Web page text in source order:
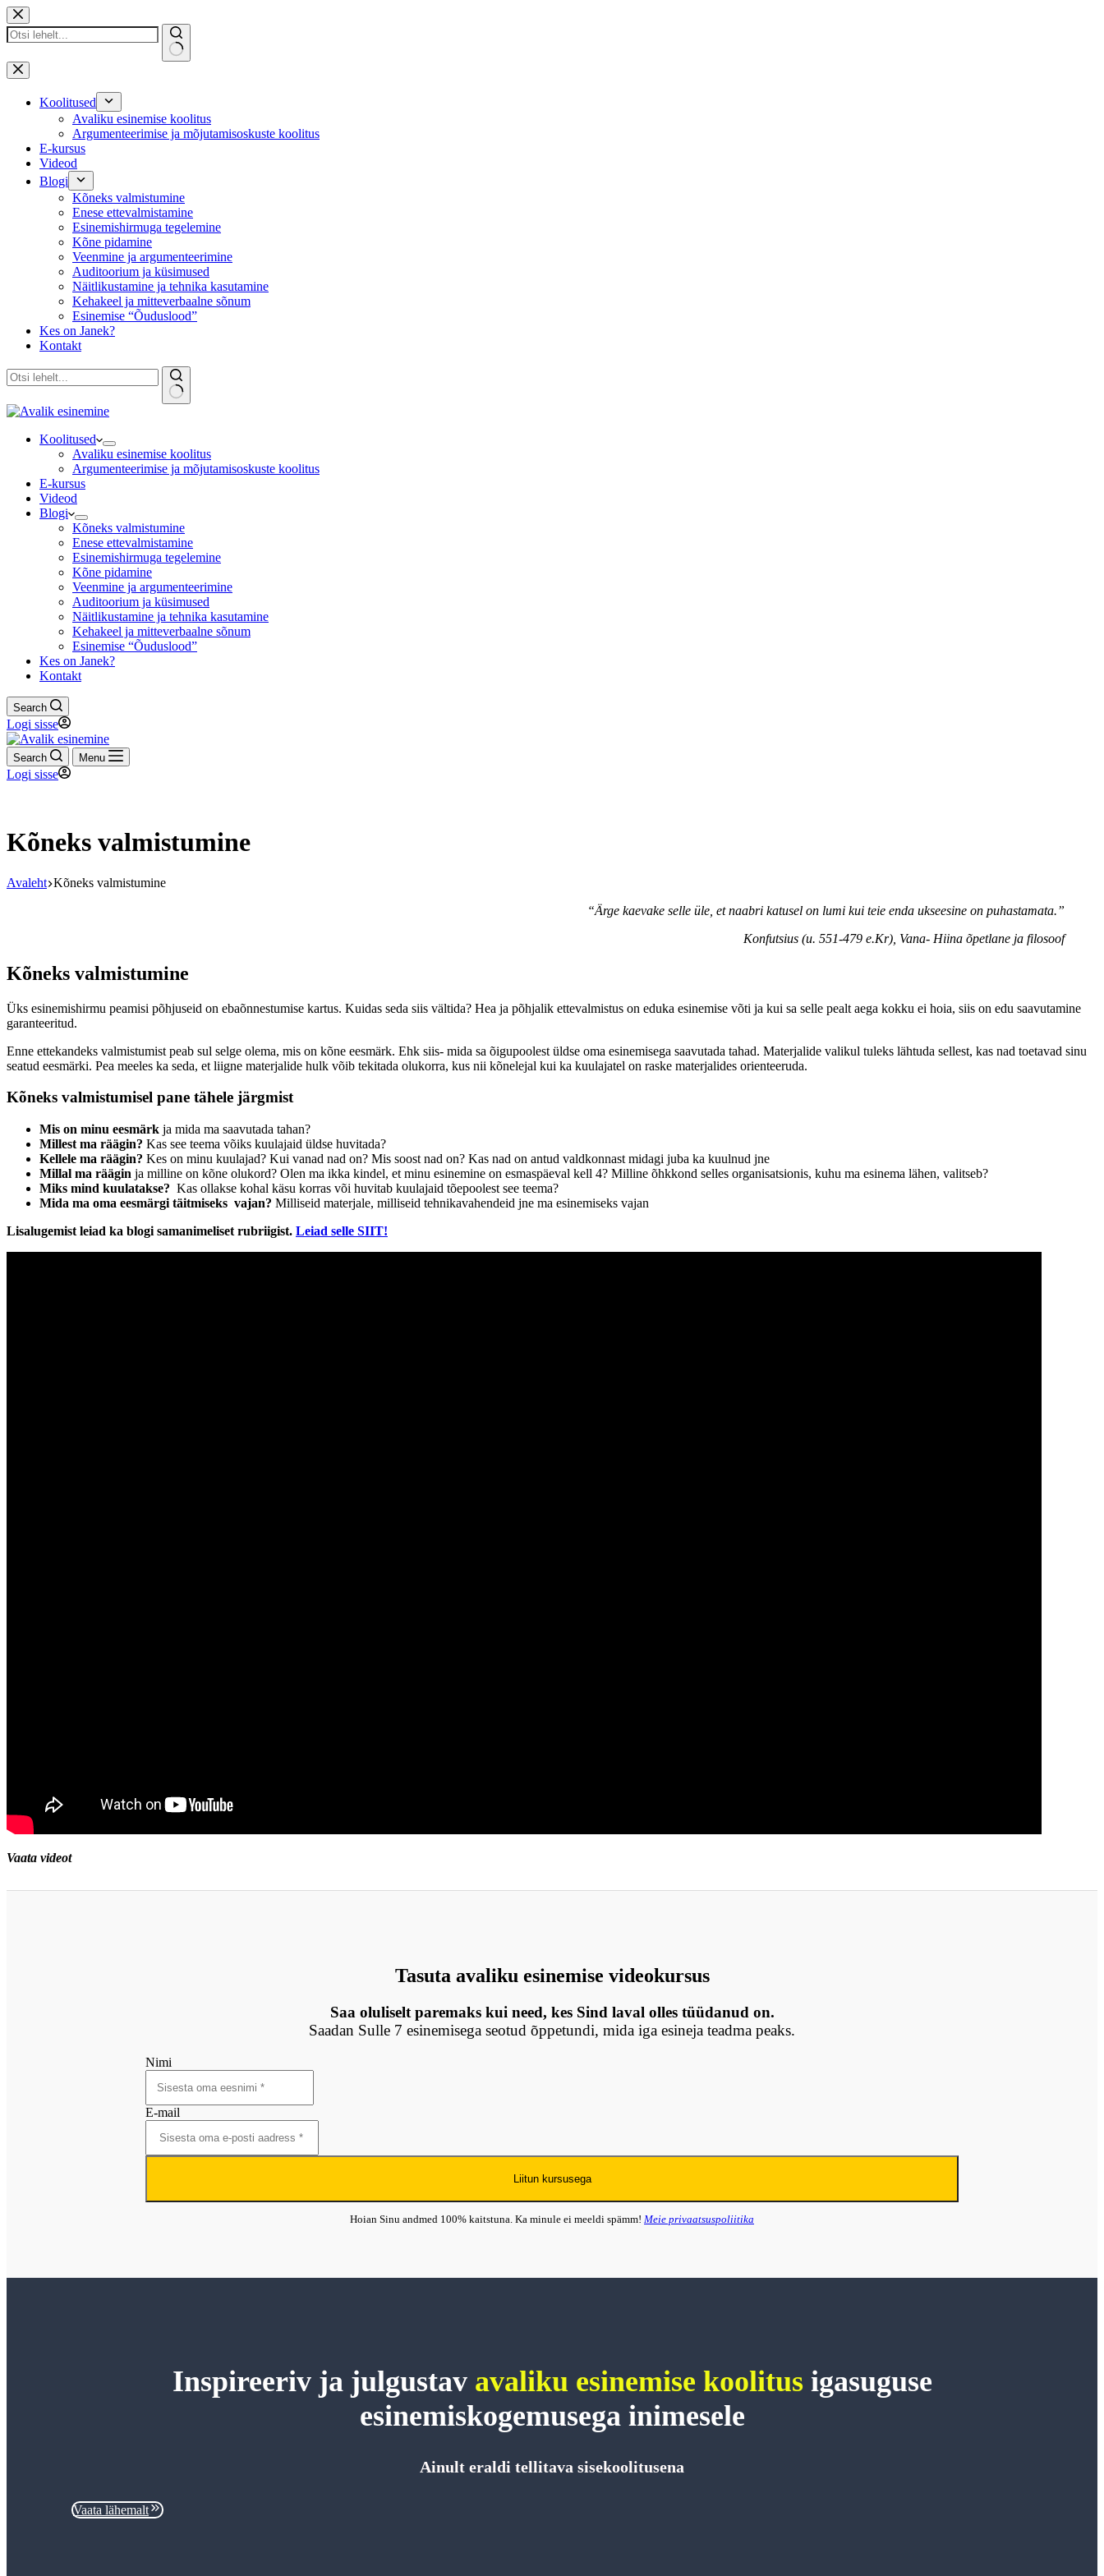
Skip
to
content
No
results
Koolitused
Avaliku esinemise koolitus
Argumenteerimise ja mõjutamisoskuste koolitus
E-kursus
Videod
Blogi
Kõneks valmistumine
Enese ettevalmistamine
Esinemishirmuga tegelemine
Kõne pidamine
Veenmine ja argumenteerimine
Auditoorium ja küsimused
Näitlikustamine ja tehnika kasutamine
Kehakeel ja mitteverbaalne sõnum
Esinemise “Õuduslood”
Kes on Janek?
Kontakt
No
Koolitused
Avaliku esinemise koolitus
Argumenteerimise ja mõjutamisoskuste koolitus
E-kursus
Videod
Blogi
Kõneks valmistumine
Enese ettevalmistamine
Esinemishirmuga tegelemine
Kõne pidamine
Veenmine ja argumenteerimine
Auditoorium ja küsimused
Näitlikustamine ja tehnika kasutamine
Kehakeel ja mitteverbaalne sõnum
Esinemise “Õuduslood”
Kes on Janek?
Kontakt
Search
Logi sisse
Search Menu
Logi sisse
Kõneks valmistumine
Avaleht Kõneks valmistumine
“Ärge kaevake selle üle, et naabri katusel on lumi kui teie enda ukseesine on puhastamata.”
Konfutsius (u. 551-479 e.Kr), Vana- Hiina õpetlane ja filosoof
Kõneks valmistumine
Üks esinemishirmu peamisi põhjuseid on ebaõnnestumise kartus. Kuidas seda siis vältida? Hea ja põhjalik ettevalmistus on eduka esinemise võti ja kui sa selle pealt aega kokku ei hoia, siis on edu saavutamine
garanteeritud.
Enne ettekandeks valmistumist peab sul selge olema, mis on kõne eesmärk. Ehk siis- mida sa õigupoolest üldse oma esinemisega saavutada tahad. Materjalide valikul tuleks lähtuda sellest, kas nad toetavad sinu
seatud eesmärki. Pea meeles ka seda, et liigne materjalide hulk võib tekitada olukorra, kus nii kõnelejal kui ka kuulajatel on raske materjalides orienteeruda.
Kõneks valmistumisel pane tähele järgmist
Mis on minu eesmärk ja mida ma saavutada tahan?
Millest ma räägin? Kas see teema võiks kuulajaid üldse huvitada?
Kellele ma räägin? Kes on minu kuulajad? Kui vanad nad on? Mis soost nad on? Kas nad on antud valdkonnast midagi juba ka kuulnud jne
Millal ma räägin ja milline on kõne olukord? Olen ma ikka kindel, et minu esinemine on esmaspäeval kell 4? Milline õhkkond selles organisatsionis, kuhu ma esinema lähen, valitseb?
Miks mind kuulatakse? Kas ollakse kohal käsu korras või huvitab kuulajaid tõepoolest see teema?
Mida ma oma eesmärgi täitmiseks vajan? Milliseid materjale, milliseid tehnikavahendeid jne ma esinemiseks vajan
Lisalugemist leiad ka blogi samanimeliset rubriigist. Leiad selle SIIT!
Vaata videot
Tasuta avaliku esinemise videokursus
Saa oluliselt paremaks kui need, kes Sind laval olles tüüdanud on.
Saadan Sulle 7 esinemisega seotud õppetundi, mida iga esineja teadma peaks.
Nimi
E-mail
Liitun kursusega
Hoian Sinu andmed 100% kaitstuna. Ka minule ei meeldi spämm! Meie privaatsuspoliitika
Inspireeriv ja julgustav avaliku esinemise koolitus igasuguse
esinemiskogemusega inimesele
Ainult eraldi tellitava sisekoolitusena
Vaata lähemalt